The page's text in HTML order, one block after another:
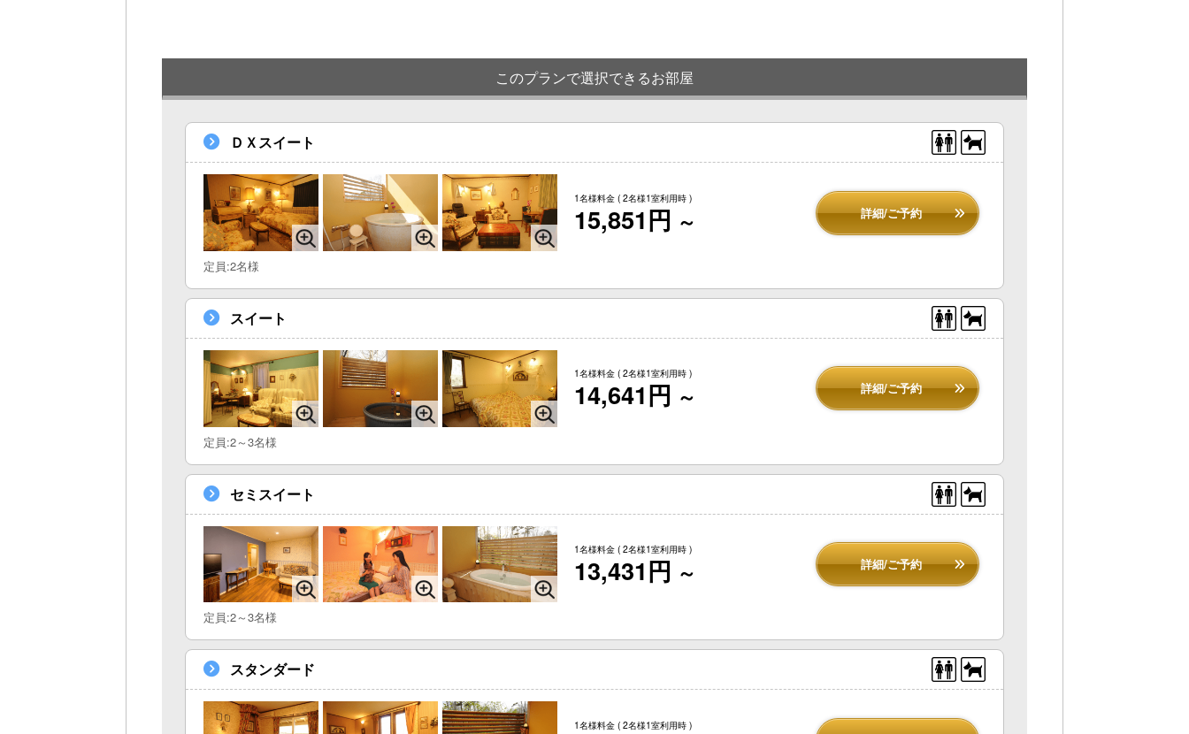
このプランで選択できるお部屋
ＤＸスイート
1名様料金 ( 2名様1室利用時 )
15,851円 ～ 詳細/ご予約
定員:2名様
スイート
1名様料金 ( 2名様1室利用時 )
14,641円 ～ 詳細/ご予約
定員:2～3名様
セミスイート
1名様料金 ( 2名様1室利用時 )
13,431円 ～ 詳細/ご予約
定員:2～3名様
スタンダード
1名様料金 ( 2名様1室利用時 )